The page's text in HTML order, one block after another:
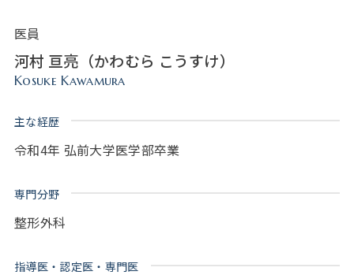
医員
河村 亘亮（かわむら こうすけ）
Kosuke Kawamura
主な経歴
令和4年 弘前大学医学部卒業
専門分野
整形外科
指導医・認定医・専門医